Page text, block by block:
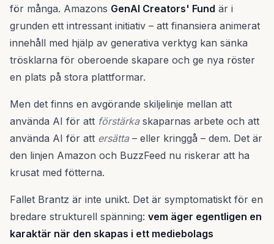
för många. Amazons GenAI Creators' Fund är i
grunden ett intressant initiativ – att finansiera animerat
innehåll med hjälp av generativa verktyg kan sänka
trösklarna för oberoende skapare och ge nya röster
en plats på stora plattformar.
Men det finns en avgörande skiljelinje mellan att
använda AI för att förstärkaskaparnas arbete och att
använda AI för att ersätta– eller kringgå – dem. Det är
den linjen Amazon och BuzzFeed nu riskerar att ha
krusat med fötterna.
Fallet Brantz är inte unikt. Det är symptomatiskt för en
bredare strukturell spänning: vem äger egentligen en
karaktär när den skapas i ett mediebolags